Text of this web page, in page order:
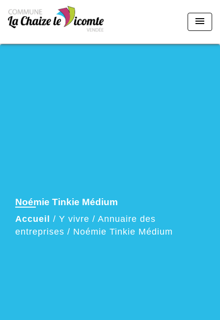
menu
Noémie Tinkie Médium
Accueil / Y vivre / Annuaire des
entreprises / Noémie Tinkie Médium